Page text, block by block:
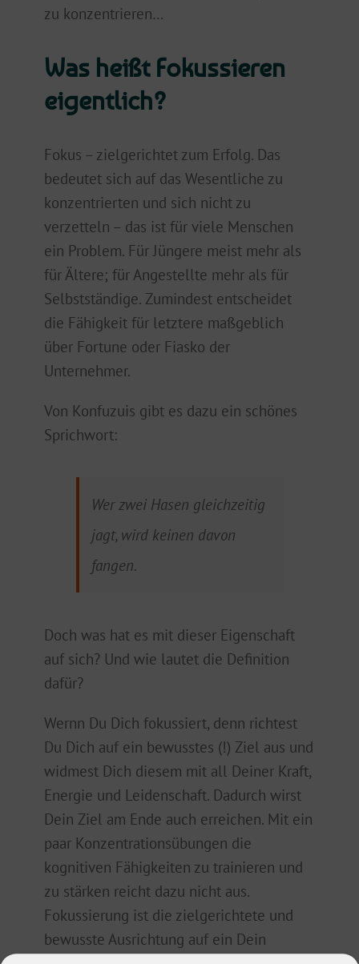
zu konzentrieren…
Was heißt Fokussieren
eigentlich?
Fokus – zielgerichtet zum Erfolg. Das
bedeutet sich auf das Wesentliche zu
konzentrierten und sich nicht zu
verzetteln – das ist für viele Menschen
ein Problem. Für Jüngere meist mehr als
für Ältere; für Angestellte mehr als für
Selbstständige. Zumindest entscheidet
die Fähigkeit für letztere maßgeblich
über Fortune oder Fiasko der
Unternehmer.
Von Konfuzuis gibt es dazu ein schönes
Sprichwort:
Wer zwei Hasen gleichzeitig
jagt, wird keinen davon
fangen.
Doch was hat es mit dieser Eigenschaft
auf sich? Und wie lautet die Definition
dafür?
Wernn Du Dich fokussiert, denn richtest
Du Dich auf ein bewusstes (!) Ziel aus und
widmest Dich diesem mit all Deiner Kraft,
Energie und Leidenschaft. Dadurch wirst
Dein Ziel am Ende auch erreichen. Mit ein
paar Konzentrationsübungen die
kognitiven Fähigkeiten zu trainieren und
zu stärken reicht dazu nicht aus.
Fokussierung ist die zielgerichtete und
bewusste Ausrichtung auf ein Dein